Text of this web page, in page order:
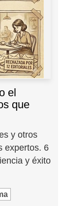
el
que
y otros
expertos. 6
y éxito